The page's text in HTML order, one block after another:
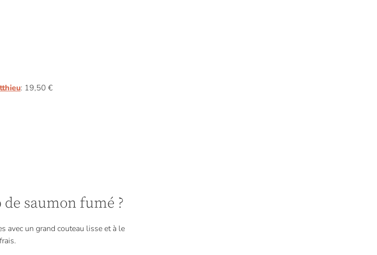
: 19,50 €
saumon fumé ?
avec un grand couteau lisse et à le